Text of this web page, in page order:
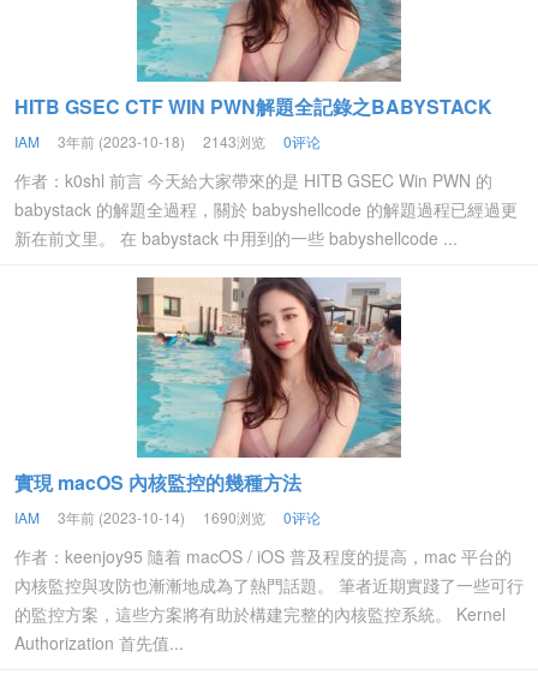
HITB GSEC CTF WIN PWN解題全記錄之BABYSTACK
IAM 3年前 (2023-10-18) 2143浏览 0评论
作者：k0shl 前言 今天給大家帶來的是 HITB GSEC Win PWN 的
babystack 的解題全過程，關於 babyshellcode 的解題過程已經過更
新在前文里。 在 babystack 中用到的一些 babyshellcode ...
實現 macOS 內核監控的幾種方法
IAM 3年前 (2023-10-14) 1690浏览 0评论
作者：keenjoy95 隨着 macOS / iOS 普及程度的提高，mac 平台的
內核監控與攻防也漸漸地成為了熱門話題。 筆者近期實踐了一些可行
的監控方案，這些方案將有助於構建完整的內核監控系統。 Kernel
Authorization 首先值...